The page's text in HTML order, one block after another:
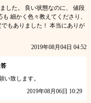
した。 良い状態なのに、 値段
細かく色々教えてくださり、
もありました！ 本当にありが
2019年08月04日 04:52
致します。
2019年08月06日 10:29